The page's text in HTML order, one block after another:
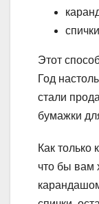
Этот
Год
стали
бумажки
Как только
что бы вам